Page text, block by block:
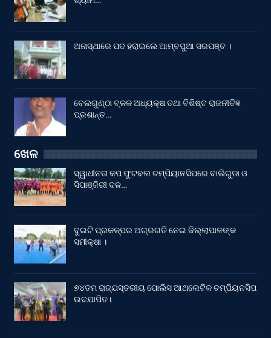
ଅନାସ୍ଥାରେ ପଦ ହରାଇଲେ ଆମ୍ବପୁଆ ସରପଞ୍ଚ ।
ବେଲଗୁଣ୍ଠା ବ୍ଳକ ଅଧ୍ୟକ୍ଷ ତଥା ବିଶିଷ୍ଟ ରାଜନୀତିଜ୍ଞ
ପ୍ରଶାନ୍ତ…
ଖେଳ
ସ୍ୱାଧୀନତା କପ ଫୁଟବଲ ଚମ୍ପିୟାନସିପରେ ବାଲିଗୁଡା ଓ
ସିପାଞ୍ଜିରୀ ଦଳ…
ଦୁଇଟି ପ୍ରକଳ୍ପର ଅଗ୍ରଗତି ନେଇ ଜିଲ୍ଲାପାଳଙ୍କ
ସମୀକ୍ଷା ।
୭୪ତମ ରାଜ୍ଯସ୍ତରୀୟ ପୋଲିସ ଆଥଲେଟିକ ଚମ୍ପିୟନସିପ
ଉଦଯାପିତ।